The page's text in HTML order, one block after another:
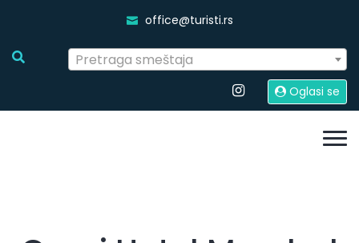
office@turisti.rs
Pretraga smeštaja
Oglasi se